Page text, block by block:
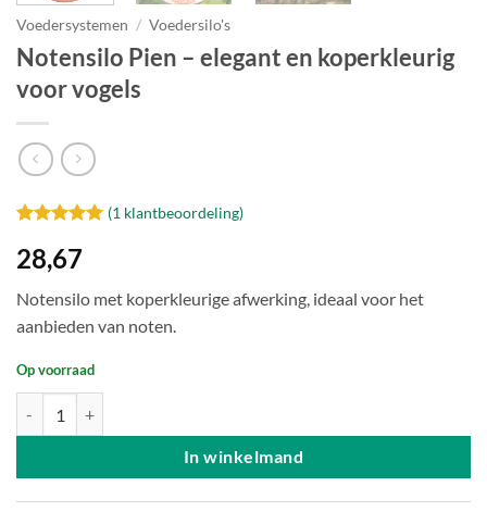
Voedersystemen / Voedersilo's
Notensilo Pien – elegant en koperkleurig
voor vogels
5op 5
gebaseerd
op klant
waardering
(1 klantbeoordeling)
28,67
Notensilo met koperkleurige afwerking, ideaal voor het
aanbieden van noten.
Op voorraad
In winkelmand